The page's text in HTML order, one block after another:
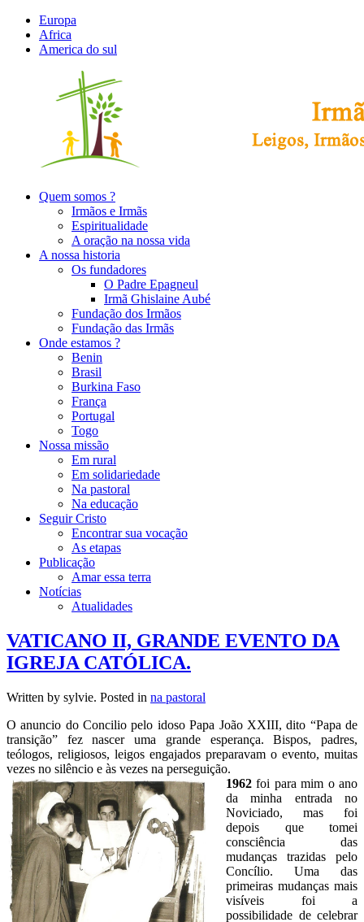
Europa
Africa
America do sul
Quem somos ?
Irmãos e Irmãs
Espiritualidade
A oração na nossa vida
A nossa historia
Os fundadores
O Padre Epagneul
Irmã Ghislaine Aubé
Fundação dos Irmãos
Fundação das Irmãs
Onde estamos ?
Benin
Brasil
Burkina Faso
França
Portugal
Togo
Nossa missão
Em rural
Em solidariedade
Na pastoral
Na educação
Seguir Cristo
Encontrar sua vocação
As etapas
Publicação
Amar essa terra
Notícias
Atualidades
VATICANO II, GRANDE EVENTO DA
IGREJA CATÓLICA.
Written by sylvie. Posted in na pastoral
O anuncio do Concilio pelo idoso Papa João XXIII, dito “Papa de
transição” fez nascer uma grande esperança. Bispos, padres,
teólogos, religiosos, leigos engajados preparavam o evento, muitas
vezes no silêncio e às vezes na perseguição.
1962 foi para mim o ano
da minha entrada no
Noviciado, mas foi
depois que tomei
consciência das
mudanças trazidas pelo
Concílio. Uma das
primeiras mudanças mais
visíveis foi a
possibilidade de celebrar